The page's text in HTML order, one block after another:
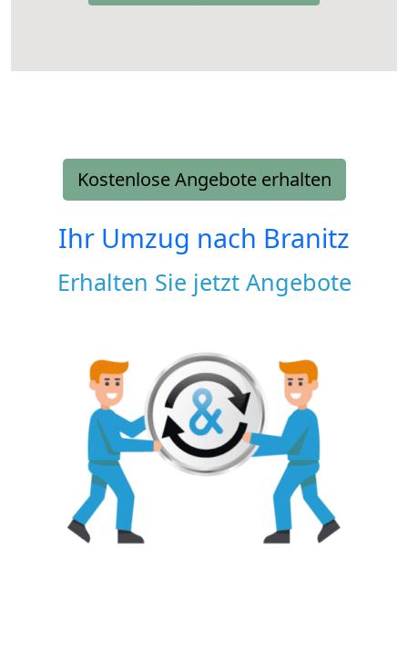
Kostenlose Angebote erhalten
Ihr Umzug nach Branitz
Erhalten Sie jetzt Angebote